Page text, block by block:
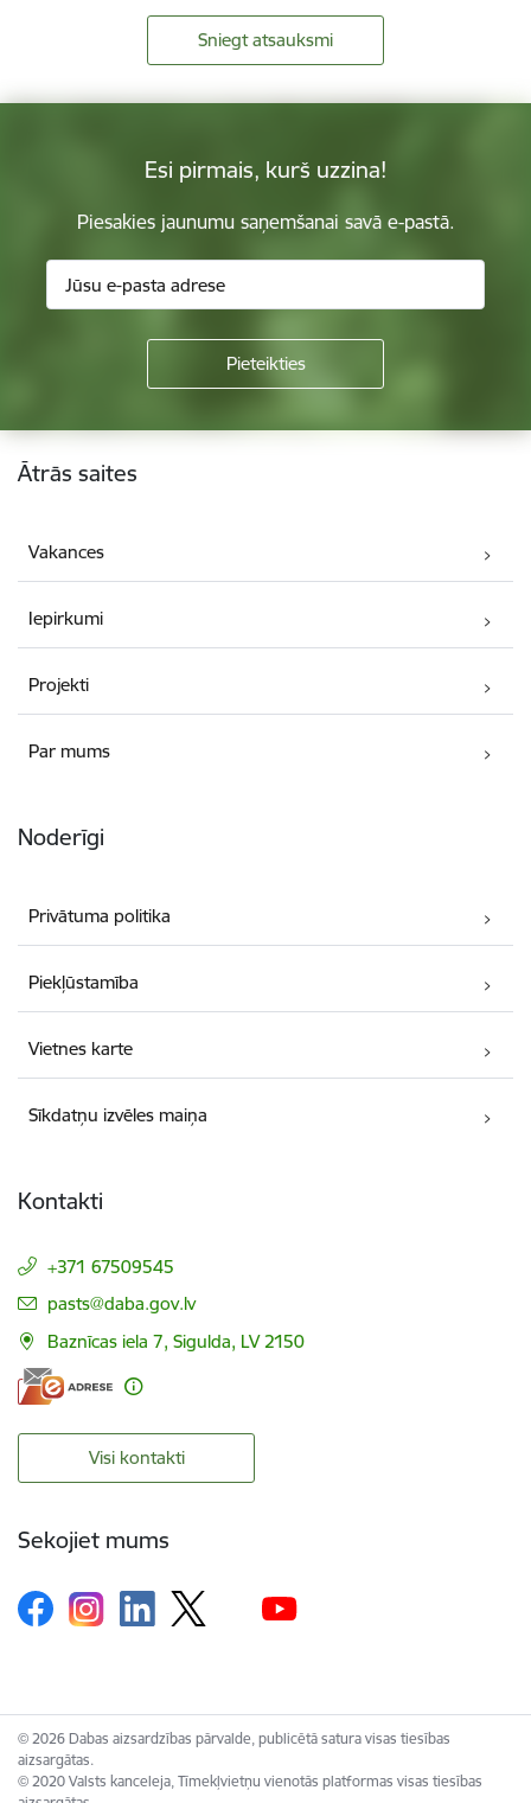
Sniegt atsauksmi
Esi pirmais, kurš uzzina!
Piesakies jaunumu saņemšanai savā e-pastā.
Kājene
Ātrās saites
Vakances
Iepirkumi
Projekti
Par mums
Noderīgi
Privātuma politika
Piekļūstamība
Vietnes karte
Sīkdatņu izvēles maiņa
Kontakti
+371 67509545
E-pasts:
pasts@daba.gov.lv
Baznīcas iela 7, Sigulda, LV 2150
Visi kontakti
Sekojiet mums
© 2026 Dabas aizsardzības pārvalde, publicētā satura visas tiesības
aizsargātas.
© 2020 Valsts kanceleja, Tīmekļvietņu vienotās platformas visas tiesības